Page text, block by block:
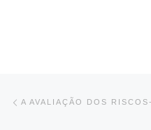
Post navigation